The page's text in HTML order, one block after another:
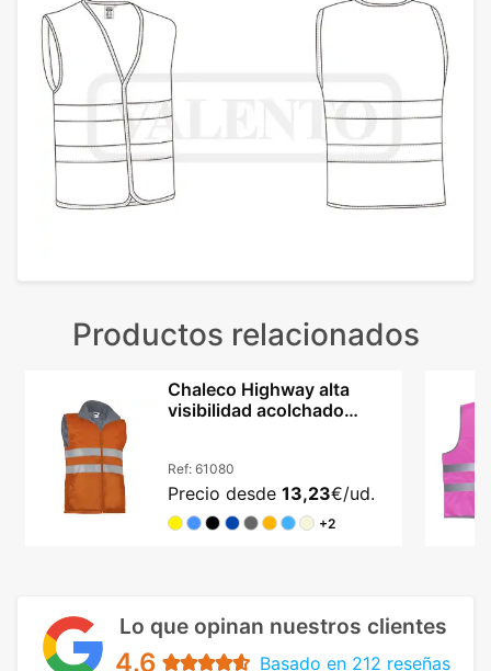
Productos relacionados
Chaleco Highway alta
visibilidad acolchado
Ref: 61080
Precio desde 13,23€/ud.
+2
Lo que opinan nuestros clientes
4.6 Basado en 212 reseñas